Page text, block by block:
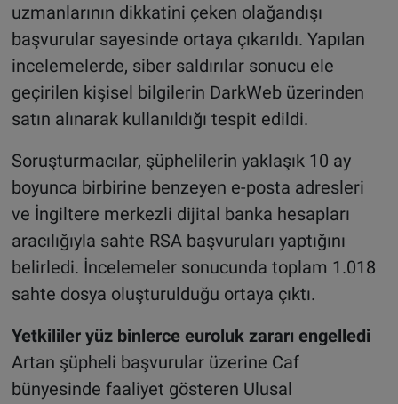
uzmanlarının dikkatini çeken olağandışı
başvurular sayesinde ortaya çıkarıldı. Yapılan
incelemelerde, siber saldırılar sonucu ele
geçirilen kişisel bilgilerin DarkWeb üzerinden
satın alınarak kullanıldığı tespit edildi.
Soruşturmacılar, şüphelilerin yaklaşık 10 ay
boyunca birbirine benzeyen e-posta adresleri
ve İngiltere merkezli dijital banka hesapları
aracılığıyla sahte RSA başvuruları yaptığını
belirledi. İncelemeler sonucunda toplam 1.018
sahte dosya oluşturulduğu ortaya çıktı.
Yetkililer yüz binlerce euroluk zararı engelledi
Artan şüpheli başvurular üzerine Caf
bünyesinde faaliyet gösteren Ulusal